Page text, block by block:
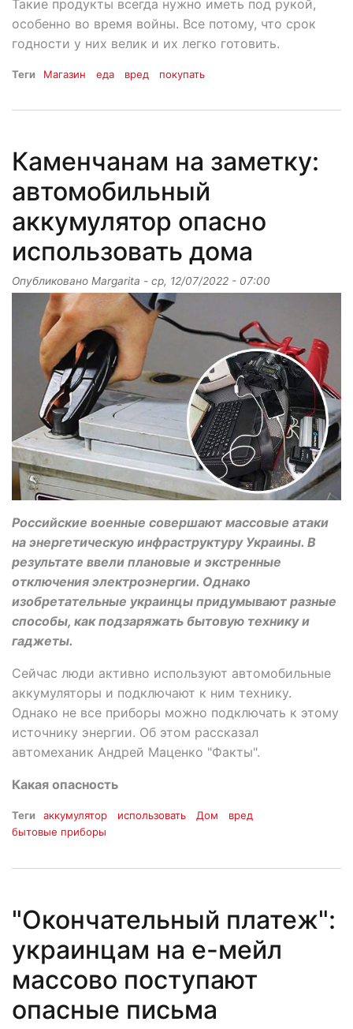
Такие продукты всегда нужно иметь под рукой,
особенно во время войны. Все потому, что срок
годности у них велик и их легко готовить.
Теги Магазин еда вред покупать
Каменчанам на заметку:
автомобильный
аккумулятор опасно
использовать дома
Опубликовано Margarita - ср, 12/07/2022 - 07:00
Российские военные совершают массовые атаки
на энергетическую инфраструктуру Украины. В
результате ввели плановые и экстренные
отключения электроэнергии. Однако
изобретательные украинцы придумывают разные
способы, как подзаряжать бытовую технику и
гаджеты.
Сейчас люди активно используют автомобильные
аккумуляторы и подключают к ним технику.
Однако не все приборы можно подключать к этому
источнику энергии. Об этом рассказал
автомеханик Андрей Маценко "Факты".
Какая опасность
Теги аккумулятор использовать Дом
вред
бытовые приборы
"Окончательный платеж":
украинцам на е-мейл
массово поступают
опасные письма